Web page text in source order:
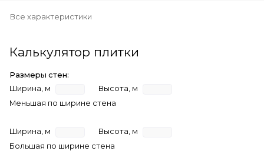
Все характеристики
Калькулятор плитки
Размеры стен:
Ширина, м
Высота, м
Меньшая по ширине стена
Ширина, м
Высота, м
Большая по ширине стена